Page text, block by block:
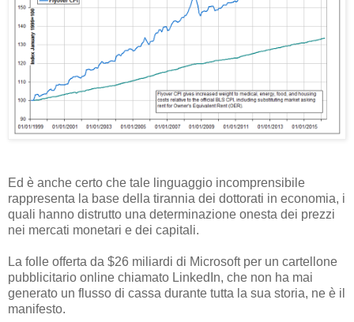
Ed è anche certo che tale linguaggio incomprensibile
rappresenta la base della tirannia dei dottorati in economia, i
quali hanno distrutto una determinazione onesta dei prezzi
nei mercati monetari e dei capitali.
La folle offerta da $26 miliardi di Microsoft per un cartellone
pubblicitario online chiamato LinkedIn, che non ha mai
generato un flusso di cassa durante tutta la sua storia, ne è il
manifesto.